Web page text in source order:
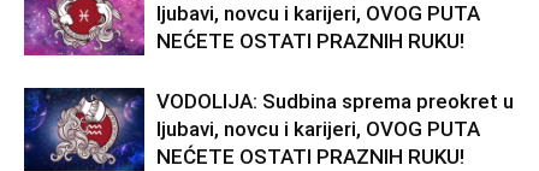
ljubavi, novcu i karijeri, OVOG PUTA
NEĆETE OSTATI PRAZNIH RUKU!
VODOLIJA: Sudbina sprema preokret u
ljubavi, novcu i karijeri, OVOG PUTA
NEĆETE OSTATI PRAZNIH RUKU!